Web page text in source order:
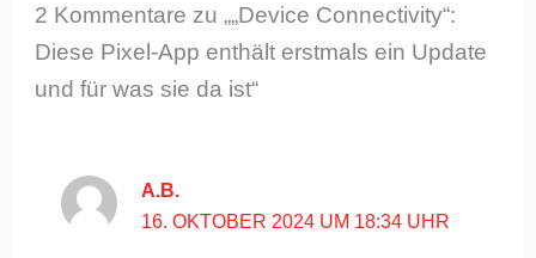
2 Kommentare zu „„Device Connectivity“:
Diese Pixel-App enthält erstmals ein Update
und für was sie da ist“
A.B.
16. OKTOBER 2024 UM 18:34 UHR